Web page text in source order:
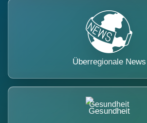
Überregionale News
Gesundheit